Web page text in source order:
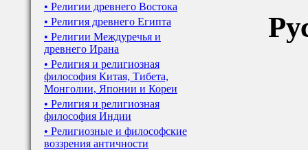
• Религии древнего Востока
• Религия древнего Египта
• Религии Междуречья и
древнего Ирана
• Религия и религиозная
философия Китая, Тибета,
Монголии, Японии и Кореи
• Религия и религиозная
философия Индии
• Религиозные и философские
воззрения античности